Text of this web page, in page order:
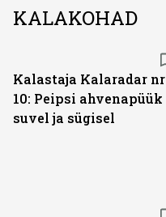
KALAKOHAD
Kalastaja Kalaradar nr
10: Peipsi ahvenapüük
suvel ja sügisel